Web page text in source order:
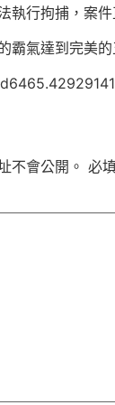
執行拘捕，案
霸氣達到完美
不會公開。 必